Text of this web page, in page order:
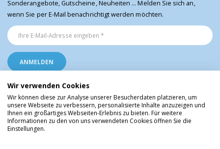
Sonderangebote, Gutscheine, Neuheiten ... Melden Sie sich an,
wenn Sie per E-Mail benachrichtigt werden möchten.
Religiöse Artikel aus Lourdes © Christliche Geschenke und Devotionalien aus
dem Heiligtum von Lourdes, Frankreich
Wir verwenden Cookies
Wir können diese zur Analyse unserer Besucherdaten platzieren, um
unsere Webseite zu verbessern, personalisierte Inhalte anzuzeigen und
Ihnen ein großartiges Webseiten-Erlebnis zu bieten. Für weitere
Informationen zu den von uns verwendeten Cookies öffnen Sie die
Einstellungen.